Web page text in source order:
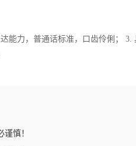
能力，普通话标准，口齿伶俐；
慎！